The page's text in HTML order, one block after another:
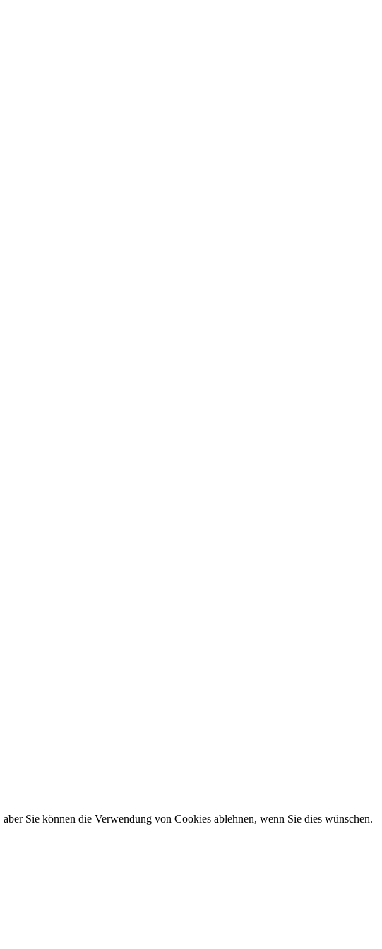
Sie können die Verwendung von Cookies ablehnen, wenn Sie dies wünschen.